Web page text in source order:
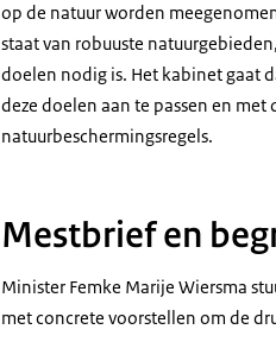
op de natuur worden
staat van robuuste
doelen nodig is. Het kabinet gaat
deze doelen aan te passen en met
natuurbeschermingsregels.
Mestbrief en
Minister Femke Marije Wiersma
met concrete voorstellen om de